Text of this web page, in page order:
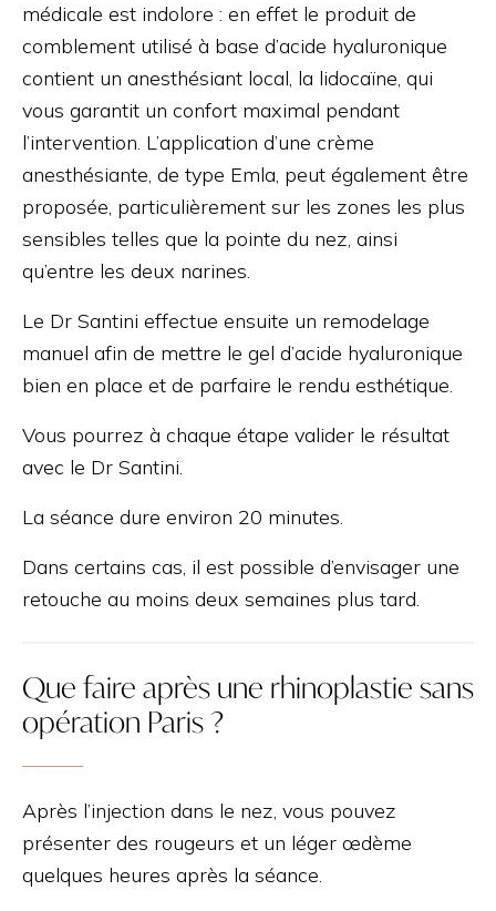
médicale est indolore : en effet le produit de
comblement utilisé à base d’acide hyaluronique
contient un anesthésiant local, la lidocaïne, qui
vous garantit un confort maximal pendant
l’intervention. L’application d’une crème
anesthésiante, de type Emla, peut également être
proposée, particulièrement sur les zones les plus
sensibles telles que la pointe du nez, ainsi
qu’entre les deux narines.
Le Dr Santini effectue ensuite un remodelage
manuel afin de mettre le gel d’acide hyaluronique
bien en place et de parfaire le rendu esthétique.
Vous pourrez à chaque étape valider le résultat
avec le Dr Santini.
La séance dure environ 20 minutes.
Dans certains cas, il est possible d’envisager une
retouche au moins deux semaines plus tard.
Que faire après une rhinoplastie sans
opération Paris ?
Après l’injection dans le nez, vous pouvez
présenter des rougeurs et un léger œdème
quelques heures après la séance.